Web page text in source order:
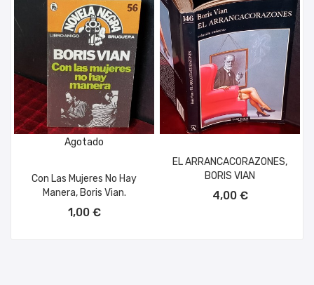
Agotado
Con Las Mujeres No Hay
Manera, Boris Vian.
1,00 €
EL ARRANCACORAZONES,
BORIS VIAN
4,00 €